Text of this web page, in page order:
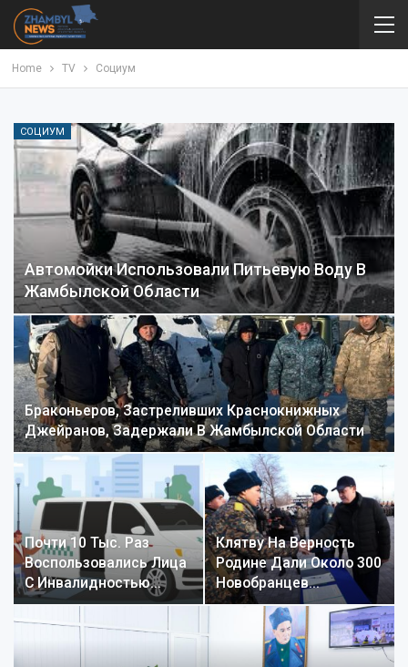
Home TV Социум
СОЦИУМ
Автомойки Использовали Питьевую Воду В
Жамбылской Области
Браконьеров, Застреливших Краснокнижных
Джейранов, Задержали В Жамбылской Области
Почти 10 Тыс. Раз
Воспользовались Лица
С Инвалидностью…
Клятву На Верность
Родине Дали Около 300
Новобранцев…